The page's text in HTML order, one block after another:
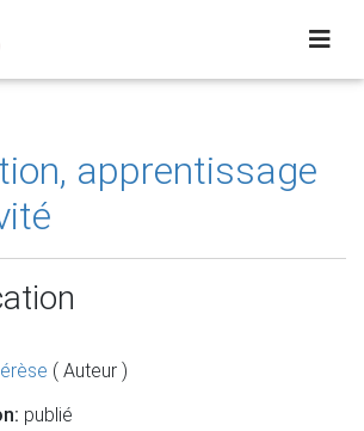
apprentissage
( Auteur )
publié